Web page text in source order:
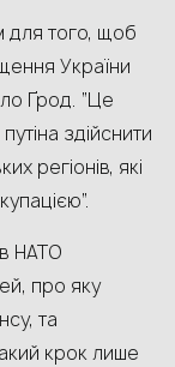
для того, щоб
України
Ґрод. “Це
здійснити
регіонів, які
НАТО
про яку
та
крок лише